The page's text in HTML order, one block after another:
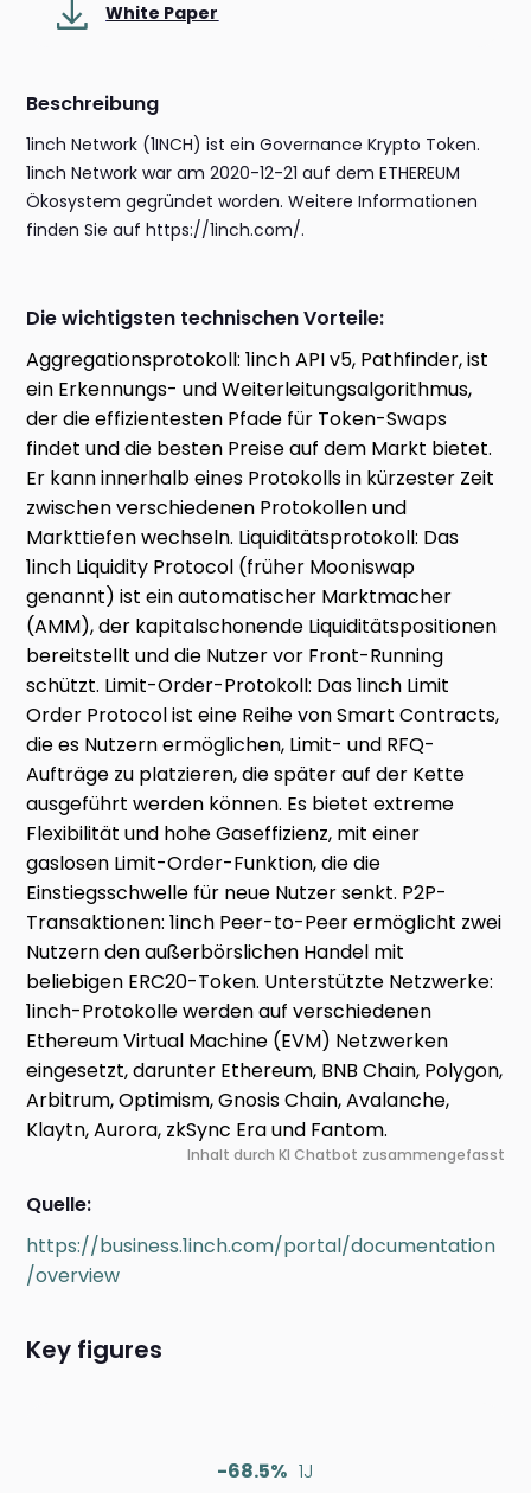
White Paper
Beschreibung
1inch Network (1INCH) ist ein Governance Krypto Token.
1inch Network war am 2020-12-21 auf dem ETHEREUM
Ökosystem gegründet worden. Weitere Informationen
finden Sie auf https://1inch.com/.
Die wichtigsten technischen Vorteile:
Aggregationsprotokoll: 1inch API v5, Pathfinder, ist
ein Erkennungs- und Weiterleitungsalgorithmus,
der die effizientesten Pfade für Token-Swaps
findet und die besten Preise auf dem Markt bietet.
Er kann innerhalb eines Protokolls in kürzester Zeit
zwischen verschiedenen Protokollen und
Markttiefen wechseln. Liquiditätsprotokoll: Das
1inch Liquidity Protocol (früher Mooniswap
genannt) ist ein automatischer Marktmacher
(AMM), der kapitalschonende Liquiditätspositionen
bereitstellt und die Nutzer vor Front-Running
schützt. Limit-Order-Protokoll: Das 1inch Limit
Order Protocol ist eine Reihe von Smart Contracts,
die es Nutzern ermöglichen, Limit- und RFQ-
Aufträge zu platzieren, die später auf der Kette
ausgeführt werden können. Es bietet extreme
Flexibilität und hohe Gaseffizienz, mit einer
gaslosen Limit-Order-Funktion, die die
Einstiegsschwelle für neue Nutzer senkt. P2P-
Transaktionen: 1inch Peer-to-Peer ermöglicht zwei
Nutzern den außerbörslichen Handel mit
beliebigen ERC20-Token. Unterstützte Netzwerke:
1inch-Protokolle werden auf verschiedenen
Ethereum Virtual Machine (EVM) Netzwerken
eingesetzt, darunter Ethereum, BNB Chain, Polygon,
Arbitrum, Optimism, Gnosis Chain, Avalanche,
Klaytn, Aurora, zkSync Era und Fantom.
Inhalt durch KI Chatbot zusammengefasst
Quelle:
https://business.1inch.com/portal/documentation
/overview
Key figures
-68.5% 1J